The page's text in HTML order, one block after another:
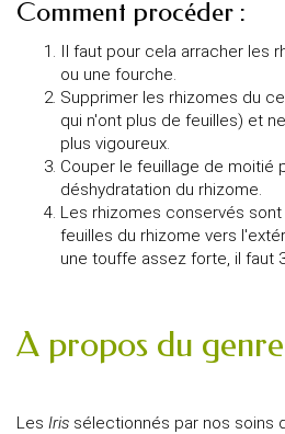
Comment procéder :
Il faut pour cela arracher les
ou une fourche.
Supprimer les rhizomes du
qui n'ont plus de feuilles) et
plus vigoureux.
Couper le feuillage de moitié
déshydratation du rhizome.
Les rhizomes conservés
feuilles du rhizome vers
une touffe assez forte, il faut
A propos du
Les Iris sélectionnés par nos soins